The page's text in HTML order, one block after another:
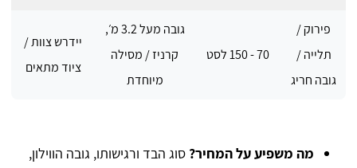
פירוק /
תלייה /
גובה חריג
70 - 150 לסט
גובה מעל 3.2 מ׳,
קרניז / מסילה
מיוחדת
יידרש צוות /
ציוד מתאים
מה משפיע על המחיר? סוג הבד ורגישותו, גובה הווילון,